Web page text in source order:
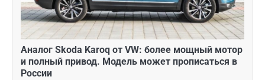
Аналог Skoda Karoq от VW: более мощный мотор
и полный привод. Модель может прописаться в
России